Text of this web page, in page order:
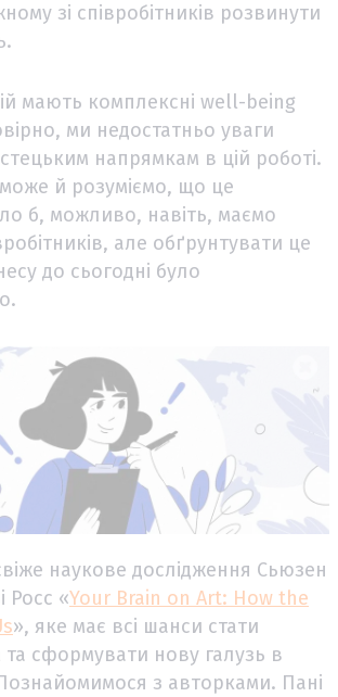
зі співробітників розвинути
мають комплексні well-being
ми недостатньо уваги
напрямкам в цій роботі.
й розуміємо, що це
б, можливо, навіть, маємо
але обґрунтувати це
до сьогодні було
наукове дослідження Сьюзен
Росс «Your Brain on Art: How the
», яке має всі шанси стати
сформувати нову галузь в
з авторками. Пані